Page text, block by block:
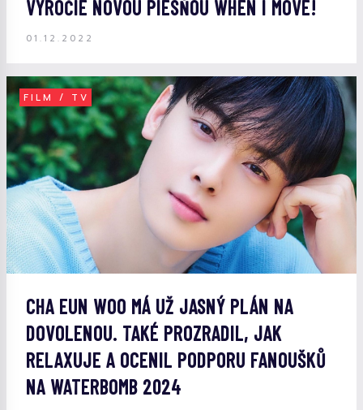
VÝROČIE NOVOU PIESŇOU WHEN I MOVE!
01.12.2022
FILM / TV
CHA EUN WOO MÁ UŽ JASNÝ PLÁN NA
DOVOLENOU. TAKÉ PROZRADIL, JAK
RELAXUJE A OCENIL PODPORU FANOUŠKŮ
NA WATERBOMB 2024